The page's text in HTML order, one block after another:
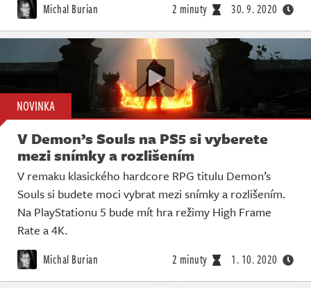
Michal Burian 2 minuty 30. 9. 2020
NOVINKA
V Demon’s Souls na PS5 si vyberete
mezi snímky a rozlišením
V remaku klasického hardcore RPG titulu Demon’s
Souls si budete moci vybrat mezi snímky a rozlišením.
Na PlayStationu 5 bude mít hra režimy High Frame
Rate a 4K.
Michal Burian 2 minuty 1. 10. 2020